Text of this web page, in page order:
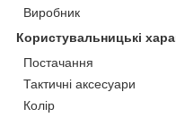
Виробник
Користувальницькі
Постачання
Тактичні аксесуари
Колір